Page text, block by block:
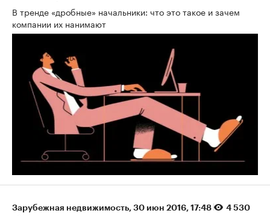
В тренде «дробные» начальники: что это такое и зачем
компании их нанимают
Зарубежная недвижимость 30 июн 2016, 17:48 4 530